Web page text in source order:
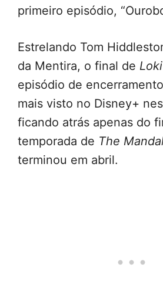
primeiro episódio,
Estrelando Tom
da Mentira, o final de Loki
episódio de
mais visto no Disney+
ficando atrás apenas do
temporada de The
terminou em abril.